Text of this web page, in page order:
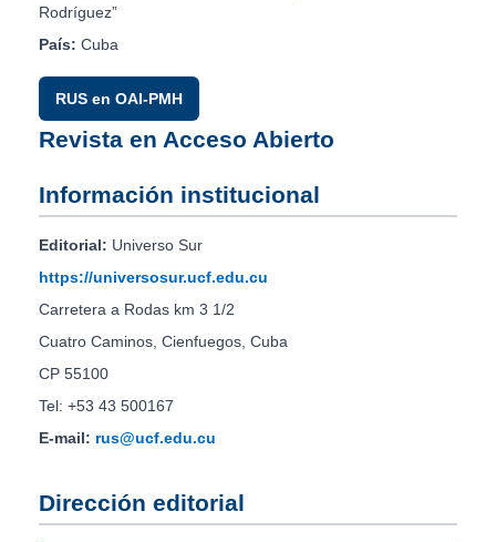
Rodríguez”
País: Cuba
RUS en OAI-PMH
Revista en Acceso Abierto
Información institucional
Editorial: Universo Sur
https://universosur.ucf.edu.cu
Carretera a Rodas km 3 1/2
Cuatro Caminos, Cienfuegos, Cuba
CP 55100
Tel: +53 43 500167
E-mail: rus@ucf.edu.cu
Dirección editorial